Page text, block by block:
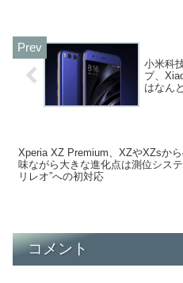
小米科
プ、
はなん
Xperia XZ Premium、XZやXZsか
味ながら大きな進化点は測位シス
リレオ”への初対応
コメント